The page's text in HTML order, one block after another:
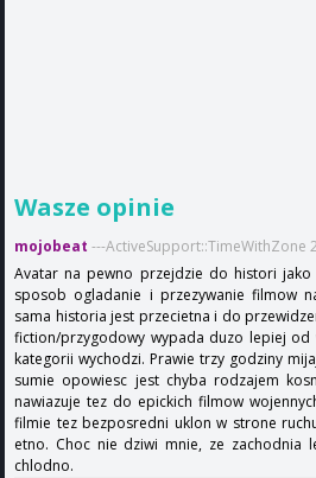
Wasze opinie
mojobeat ---ActiveSupport::TimeWithZone
Avatar na pewno przejdzie do histori
sposob ogladanie i przezywanie filmow
sama historia jest przecietna i do
fiction/przygodowy wypada duzo lepiej od
kategorii wychodzi. Prawie trzy godziny
sumie opowiesc jest chyba rodzajem
nawiazuje tez do epickich filmow
filmie tez bezposredni uklon w strone
etno. Choc nie dziwi mnie, ze zachodnia
chlodno.